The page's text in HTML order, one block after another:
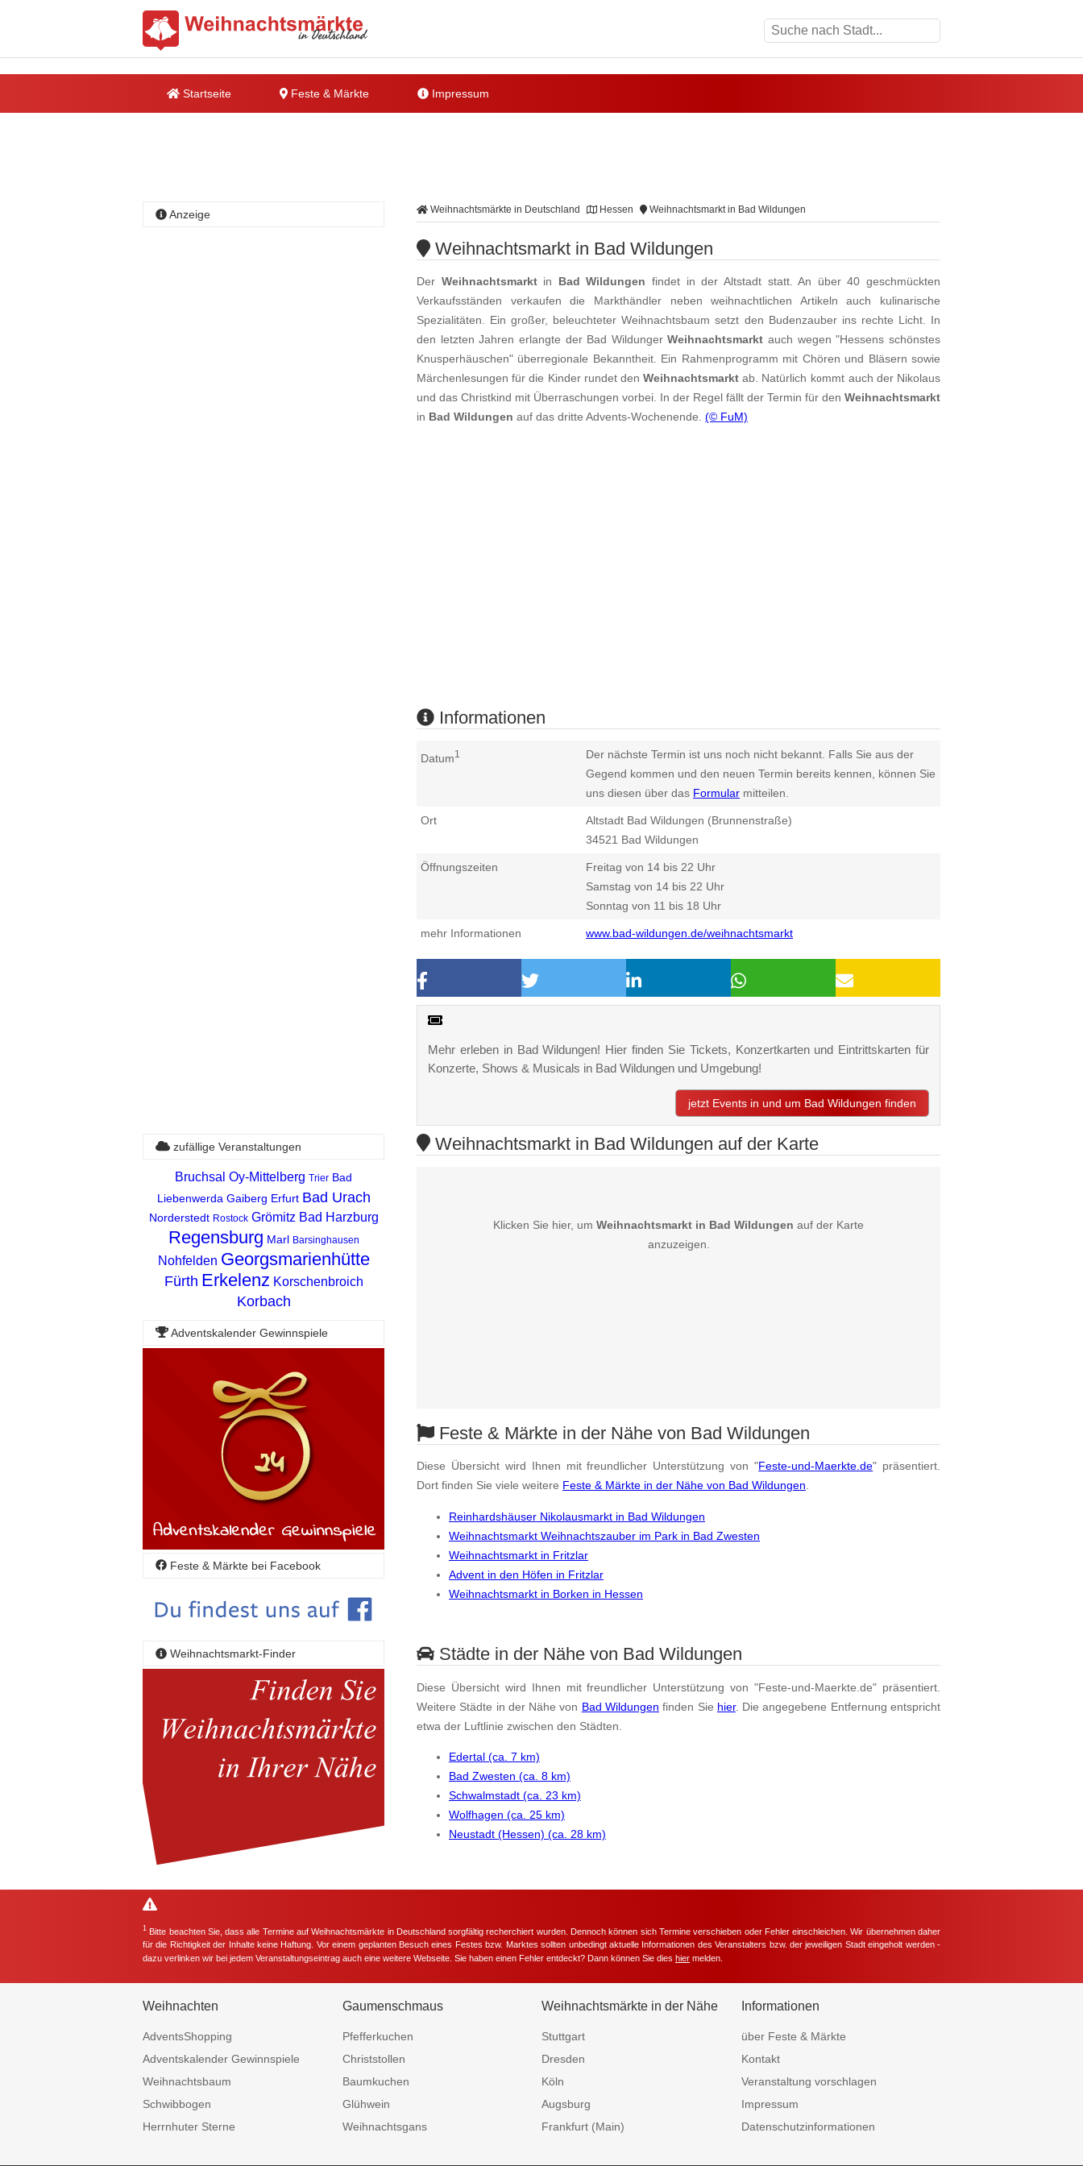
Startseite Feste & Märkte Impressum
Weihnachtsmärkte in Deutschland Hessen Weihnachtsmarkt in Bad Wildungen
Weihnachtsmarkt in Bad Wildungen
Der Weihnachtsmarktin Bad Wildungen findet in der Altstadt statt. An über 40 geschmückten
Verkaufsständen verkaufen die Markthändler neben weihnachtlichen Artikeln auch kulinarische
Spezialitäten. Ein großer, beleuchteter Weihnachtsbaum setzt den Budenzauber ins rechte Licht. In
den letzten Jahren erlangte der Bad WildungerWeihnachtsmarkt auch wegen "Hessens schönstes
Knusperhäuschen" überregionale Bekanntheit. Ein Rahmenprogramm mit Chören und Bläsern sowie
Märchenlesungen für die Kinder rundet den Weihnachtsmarkt ab. Natürlich kommt auch der Nikolaus
und das Christkind mit Überraschungen vorbei. In der Regel fällt der Termin für den Weihnachtsmarkt
in Bad Wildungen auf das dritte Advents-Wochenende. (© FuM)
Informationen
Datum1
Der nächste Termin ist uns noch nicht bekannt. Falls Sie aus der
Gegend kommen und den neuen Termin bereits kennen, können Sie
uns diesen über das Formular mitteilen.
Ort
Altstadt Bad Wildungen (Brunnenstraße)
34521 Bad Wildungen
Öffnungszeiten
Freitag von 14 bis 22 Uhr
Samstag von 14 bis 22 Uhr
Sonntag von 11 bis 18 Uhr
mehr Informationen www.bad-wildungen.de/weihnachtsmarkt
Mehr erleben in Bad Wildungen! Hier finden Sie Tickets, Konzertkarten und Eintrittskarten für
Konzerte, Shows & Musicals in Bad Wildungen und Umgebung!
jetzt Events in und um Bad Wildungen finden
Anzeige
Weihnachtsmarkt in Bad Wildungen auf der Karte
Klicken Sie hier, um Weihnachtsmarkt in Bad Wildungen auf der Karte
anzuzeigen.
Feste & Märkte in der Nähe von Bad Wildungen
Diese Übersicht wird Ihnen mit freundlicher Unterstützung von "Feste-und-Maerkte.de" präsentiert.
Dort finden Sie viele weitere Feste & Märkte in der Nähe von Bad Wildungen.
Reinhardshäuser Nikolausmarkt in Bad Wildungen
Weihnachtsmarkt Weihnachtszauber im Park in Bad Zwesten
Weihnachtsmarkt in Fritzlar
Advent in den Höfen in Fritzlar
Weihnachtsmarkt in Borken in Hessen
Städte in der Nähe von Bad Wildungen
Diese Übersicht wird Ihnen mit freundlicher Unterstützung von "Feste-und-Maerkte.de" präsentiert.
Weitere Städte in der Nähe von Bad Wildungen finden Sie hier. Die angegebene Entfernung entspricht
etwa der Luftlinie zwischen den Städten.
Edertal (ca. 7 km)
Bad Zwesten (ca. 8 km)
Schwalmstadt (ca. 23 km)
Wolfhagen (ca. 25 km)
Neustadt (Hessen) (ca. 28 km)
zufällige Veranstaltungen
Bruchsal Oy-Mittelberg Trier Bad
Liebenwerda Gaiberg Erfurt Bad Urach
Norderstedt Rostock Grömitz Bad Harzburg
Regensburg Marl Barsinghausen
Nohfelden Georgsmarienhütte
Fürth Erkelenz Korschenbroich
Korbach
Adventskalender Gewinnspiele
Feste & Märkte bei Facebook
Weihnachtsmarkt-Finder
1 Bitte beachten Sie, dass alle Termine auf Weihnachtsmärkte in Deutschland sorgfältig recherchiert wurden. Dennoch können sich Termine verschieben oder Fehler einschleichen. Wir übernehmen daher
für die Richtigkeit der Inhalte keine Haftung. Vor einem geplanten Besuch eines Festes bzw. Marktes sollten unbedingt aktuelle Informationen des Veranstalters bzw. der jeweiligen Stadt eingeholt werden -
dazu verlinken wir bei jedem Veranstaltungseintrag auch eine weitere Webseite. Sie haben einen Fehler entdeckt? Dann können Sie dies hier melden.
Weihnachten
AdventsShopping
Adventskalender Gewinnspiele
Weihnachtsbaum
Schwibbogen
Herrnhuter Sterne
Gaumenschmaus
Pfefferkuchen
Christstollen
Baumkuchen
Glühwein
Weihnachtsgans
Weihnachtsmärkte in der Nähe
Stuttgart
Dresden
Köln
Augsburg
Frankfurt (Main)
Informationen
über Feste & Märkte
Kontakt
Veranstaltung vorschlagen
Impressum
Datenschutzinformationen